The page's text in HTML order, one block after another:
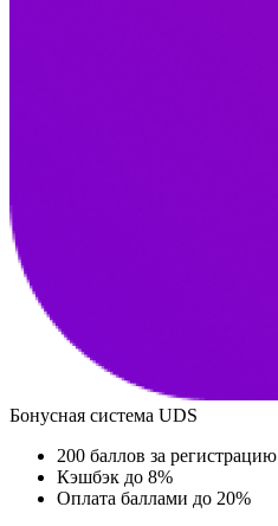
Бонусная система UDS
200 баллов за регистрацию
Кэшбэк до 8%
Оплата баллами до 20%